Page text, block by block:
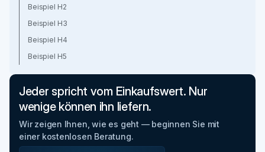
Beispiel H2
Beispiel H3
Beispiel H4
Beispiel H5
Jeder spricht vom Einkaufswert. Nur
wenige können ihn liefern.
Wir zeigen Ihnen, wie es geht — beginnen Sie mit
einer kostenlosen Beratung.